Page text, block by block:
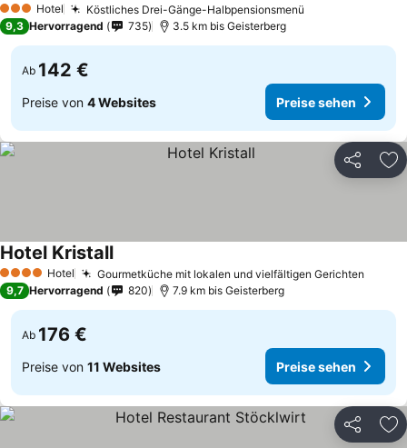
3 SterneHotel Köstliches Drei-Gänge-Halbpensionsmenü
9,3 Hervorragend 735 3.5 km bis Geisterberg
Ab 142 €
Preise von 4 Websites Preise sehen
Teilen
4 Sterne Hotel Gourmetküche mit lokalen und vielfältigen Gerichten
Hotel Kristall
9,7 Hervorragend 820 7.9 km bis Geisterberg
Ab 176 €
Preise von 11 Websites Preise sehen
Teilen